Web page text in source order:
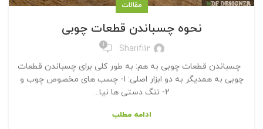
مقالات
نحوه چسباندن قطعات چوبی
Sharifi12
1
چسباندن قطعات چوبی به هم: به طور کلی برای چسباندن قطعات
چوبی به همدیگر به دو ابزار اصلی: 1- چسب های مخصوص چوب و
2- تنگ دستی ها نیا...
ادامه مطلب